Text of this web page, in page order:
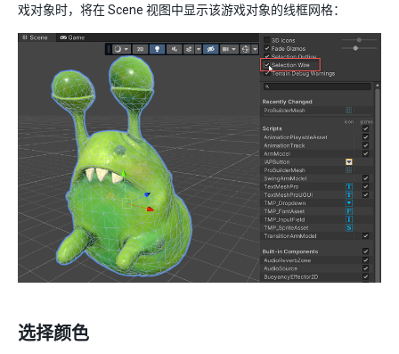
戏对象时，将在 Scene 视图中显示该游戏对象的线框网格：
选择颜色